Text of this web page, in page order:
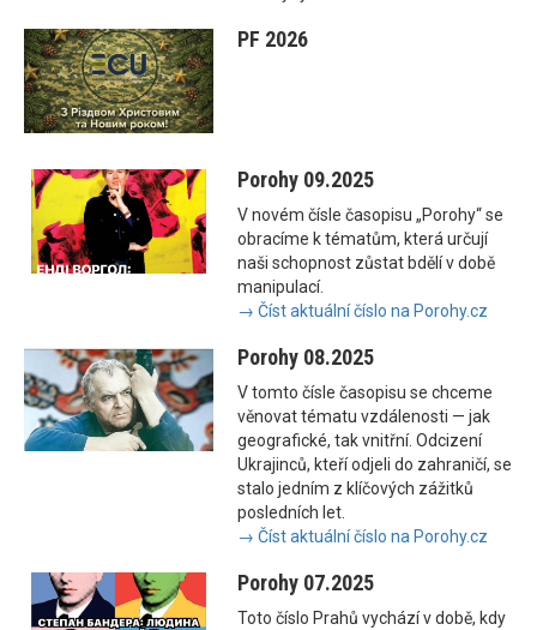
PF 2026
Porohy 09.2025
V novém čísle časopisu „Porohy“ se
obracíme k tématům, která určují
naši schopnost zůstat bdělí v době
manipulací.
→ Číst aktuální číslo na Porohy.cz
Porohy 08.2025
V tomto čísle časopisu se chceme
věnovat tématu vzdálenosti — jak
geografické, tak vnitřní. Odcizení
Ukrajinců, kteří odjeli do zahraničí, se
stalo jedním z klíčových zážitků
posledních let.
→ Číst aktuální číslo na Porohy.cz
Porohy 07.2025
Toto číslo Prahů vychází v době, kdy